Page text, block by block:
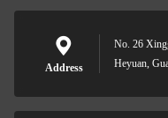
Address
No. 26
Heyuan,